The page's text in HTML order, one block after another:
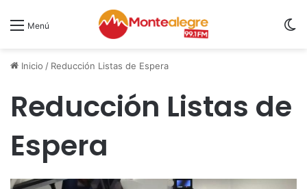
Menú
Inicio / Reducción Listas de Espera
Reducción Listas de
Espera